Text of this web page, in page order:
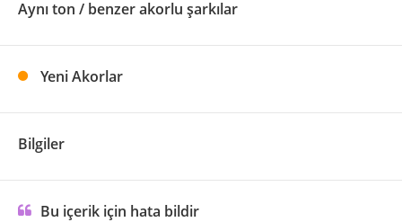
Aynı ton / benzer akorlu şarkılar
Yeni Akorlar
Bilgiler
Bu içerik için hata bildir